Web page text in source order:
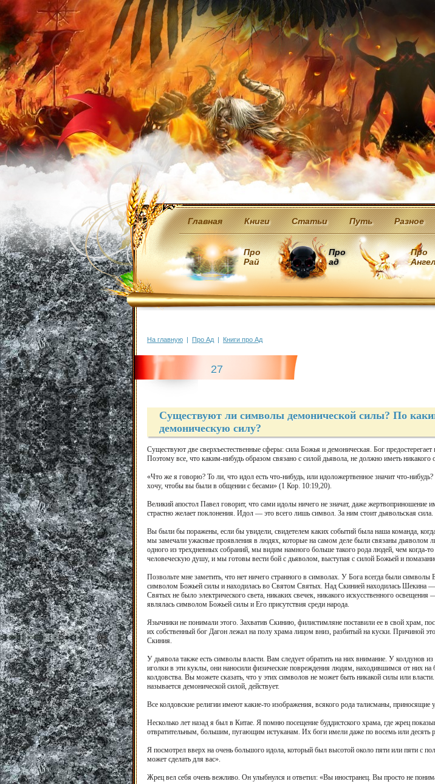
Главная Книги Статьи Путь Разное
Про
Рай
Про
ад
Про
На главную | Про Ад | Книги про Ад
27
Существуют ли символы демонической силы? По
демоническую силу?
Существуют две сверхъестественные сферы: сила Божья и демоническая. Бог
Поэтому все, что каким-нибудь образом связано с силой дьявола, не должно иметь никакого
«Что же я говорю? То ли, что идол есть что-нибудь, или идоложертвенное значит что-
хочу, чтобы вы были в общении с бесами» (1 Кор. 10:19,20).
Великий апостол Павел говорит, что сами идолы ничего не значат, даже
страстно желает поклонения. Идол — это всего лишь символ. За ним стоит дьявольская сила.
Вы были бы поражены, если бы увидели, свидетелем каких событий была наша команда,
мы замечали ужасные проявления в людях, которые на самом деле были связаны дьяволом
одного из трехдневных собраний, мы видим намного больше такого рода людей, чем когда-
человеческую душу, и мы готовы вести бой с дьяволом, выступая с силой Божьей и
Позвольте мне заметить, что нет ничего странного в символах. У Бога всегда были
символом Божьей силы и находилась во Святом Святых. Над Скинией находилась Шекина
Святых не было электрического света, никаких свечек, никакого искусственного
являлась символом Божьей силы и Его присутствия среди народа.
Язычники не понимали этого. Захватив Скинию, филистимляне поставили ее в свой храм,
их собственный бог Дагон лежал на полу храма лицом вниз, разбитый на куски. Причиной
Скиния.
У дьявола также есть символы власти. Вам следует обратить на них внимание. У
иголки в эти куклы, они наносили физические повреждения людям, находившимся от них
колдовства. Вы можете сказать, что у этих символов не может быть никакой силы или
называется демонической силой, действует.
Все колдовские религии имеют какие-то изображения, всякого рода талисманы,
Несколько лет назад я был в Китае. Я помню посещение буддистского храма, где жрец
отвратительным, большим, пугающим истуканам. Их боги имели даже по восемь или десять
Я посмотрел вверх на очень большого идола, который был высотой около пяти или пяти с
может сделать для вас».
Жрец вел себя очень вежливо. Он улыбнулся и ответил: «Вы иностранец. Вы просто не